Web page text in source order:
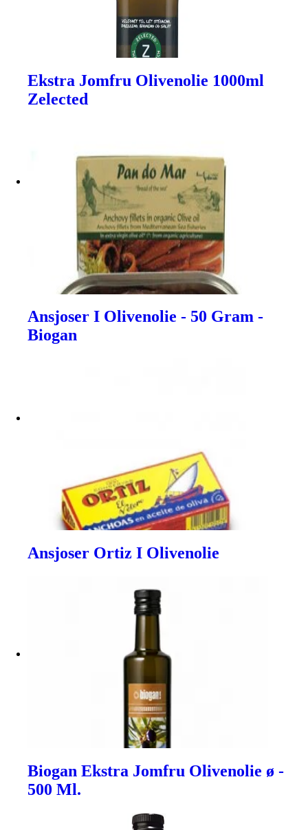
Ekstra Jomfru Olivenolie 1000ml
Zelected
Ansjoser I Olivenolie - 50 Gram -
Biogan
Ansjoser Ortiz I Olivenolie
Biogan Ekstra Jomfru Olivenolie ø -
500 Ml.